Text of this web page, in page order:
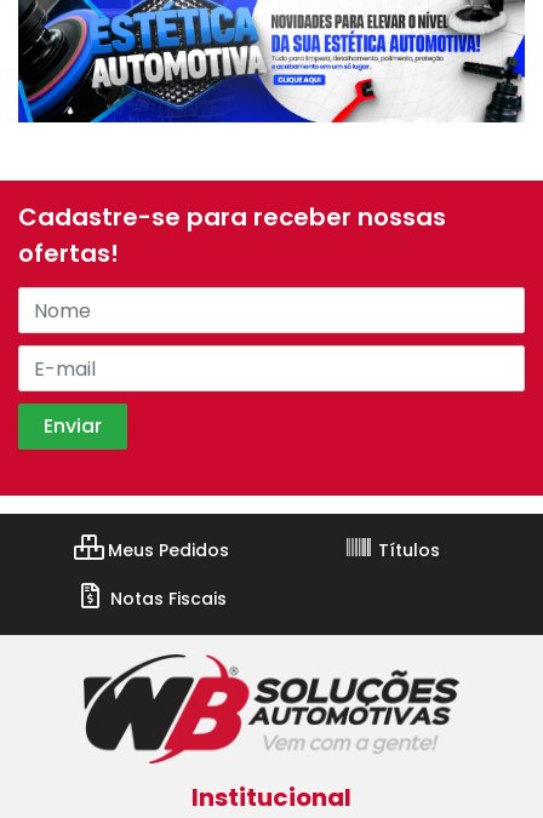
Cadastre-se para receber nossas
ofertas!
Meus Pedidos
Títulos
Notas Fiscais
Institucional